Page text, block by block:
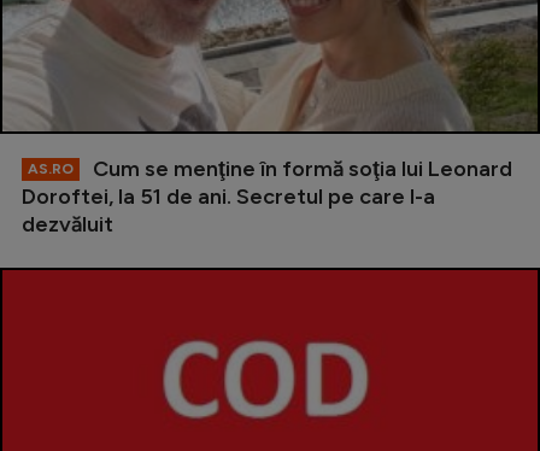
AS.RO
Cum se menţine în formă soţia lui Leonard
Doroftei, la 51 de ani. Secretul pe care l-a
dezvăluit